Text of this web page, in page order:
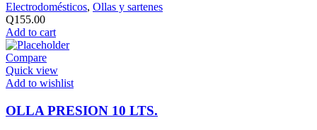
Electrodomésticos, Ollas y sartenes
Q155.00
Add to cart
Compare
Quick view
Add to wishlist
OLLA PRESION 10 LTS.